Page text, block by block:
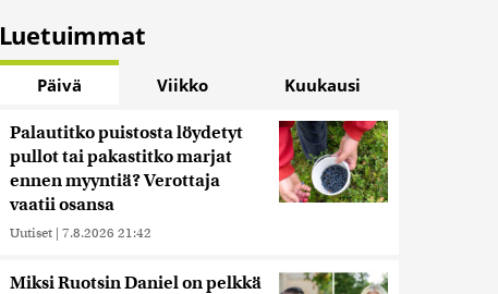
Luetuimmat
Päivä Viikko Kuukausi
Palautitko puistosta löydetyt
pullot tai pakastitko marjat
ennen myyntiä? Verottaja
vaatii osansa
Uutiset | 7.8.2026 21:42
Miksi Ruotsin Daniel on pelkkä